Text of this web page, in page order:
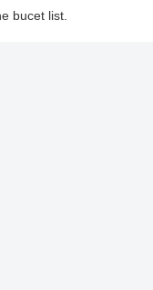
bucet list.